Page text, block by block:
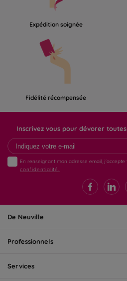
Expédition soignée
Fidélité récompensée
Inscrivez vous pour dévorer
En renseignant mon adresse email, j'accepte
confidentialité.
De Neuville
Professionnels
Services